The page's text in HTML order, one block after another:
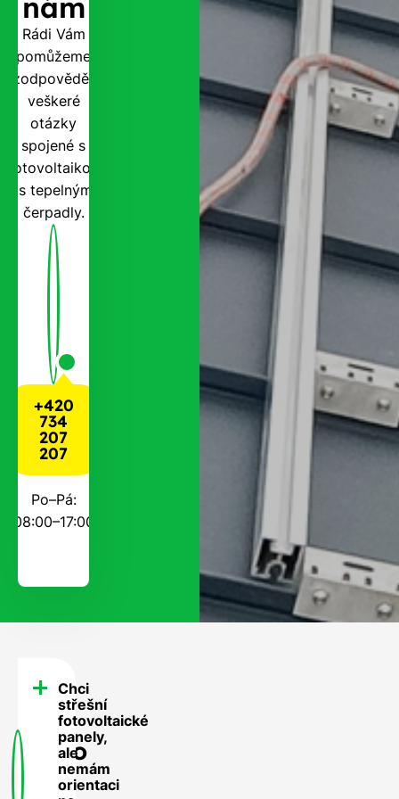
Rádi Vám
pomůžeme
zodpovědět
veškeré
otázky
spojené s
fotovoltaikou
i s tepelnými
čerpadly.
+420
734
207
207
Po–Pá:
08:00–17:00
FAQ
-
Často
se
Chci
střešní
fotovoltaické
panely,
ale
nemám
orientaci